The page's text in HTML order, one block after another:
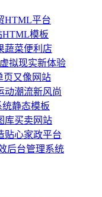
HTML平台
HTML模板
蔬菜便利店
拟现实新体验
页又像网站
动潮流新风尚
静态模板
库买卖网站
贴心家政平台
后台管理系统